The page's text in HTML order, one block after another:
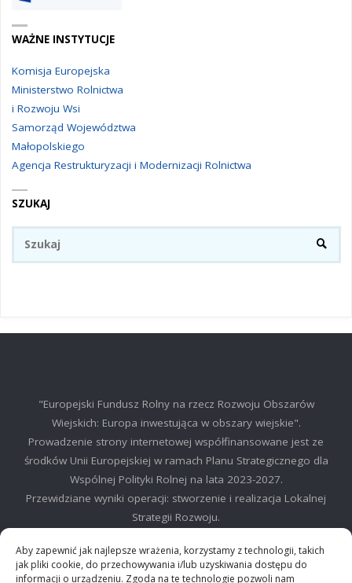
Aby zapewnić jak najlepsze wrażenia, korzystamy z technologii, takich
jak pliki cookie, do przechowywania i/lub uzyskiwania dostępu do
informacji o urządzeniu. Zgoda na te technologie pozwoli nam
WAŻNE INSTYTUCJE
Komisja Europejska
Ministerstwo Rolnictwa
i Rozwoju Wsi
Samorząd Województwa
Małopolskiego
Agencja Restrukturyzacji i Modernizacji Rolnictwa
SZUKAJ
"Europejski Fundusz Rolny na rzecz Rozwoju Obszarów
Wiejskich: Europa inwestująca w obszary wiejskie".
Prowadzenie strony internetowej współfinansowane jest ze
środków Unii Europejskiej w ramach Planu Strategicznego dla
Wspólnej Polityki Rolnej na lata 2023-2027.
Przewidziane wyniki operacji: stworzenie i realizacja Lokalnej
Strategii Rozwoju.